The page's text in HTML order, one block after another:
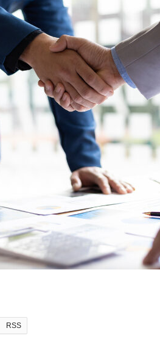
RSS